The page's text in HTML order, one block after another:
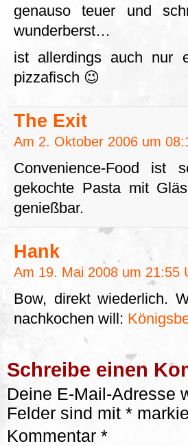
genauso teuer und
wunderberst…
ist allerdings auch nur
pizzafisch 😉
The Exit
Am 2. Oktober 2006 um
Convenience-Food
gekochte Pasta mit
genießbar.
Hank
Am 19. Mai 2008 um 21:55
Bow, direkt wiederlich.
nachkochen will:
Schreibe einen
Deine E-Mail-Adresse
Felder sind mit *
Kommentar *